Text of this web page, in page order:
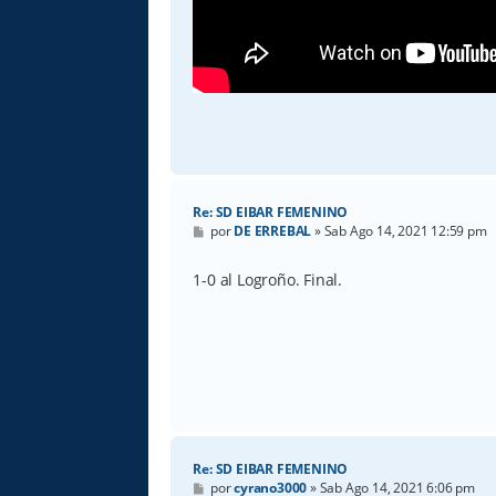
Re: SD EIBAR FEMENINO
M
e
s
a
porDE ERREBAL»Sab Ago 14, 2021 12:59 pm
1-0 al Logroño. Final.
Re: SD EIBAR FEMENINO
M
porcyrano3000»Sab Ago 14, 2021 6:06 pm